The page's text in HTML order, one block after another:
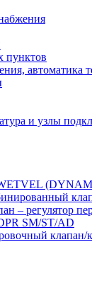
пунктов
автоматика
и узлы
WETVEL
–
SM/ST/AD